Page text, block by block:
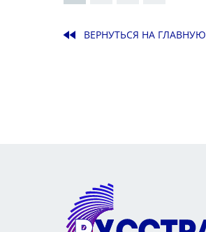
fast_rewind ВЕРНУТЬСЯ НА ГЛАВНУЮ